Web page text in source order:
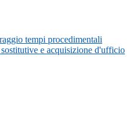
tempi procedimentali
e acquisizione d'ufficio